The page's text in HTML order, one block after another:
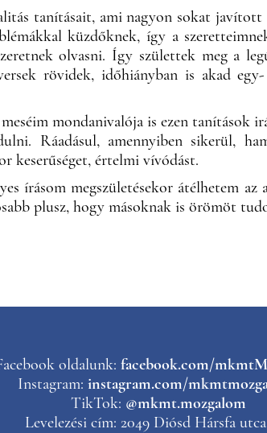
tanításait, ami nagyon sokat
küzdőknek, így a
olvasni. Így születtek meg a
rövidek, időhiányban is akad
mondanivalója is ezen tanítások
Ráadásul, amennyiben sikerül,
keserűséget, értelmi vívódást.
írásom megszületésekor átélhetem
plusz, hogy másoknak is örömöt
oldalunk:facebook.com/
Instagram: instagram.com/
TikTok: @mkmt.mozgalom
Levelezési cím: 2049 Diósd Hársfa